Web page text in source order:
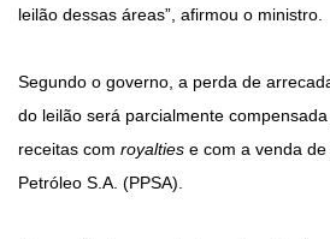
leilão dessas áreas”, afirmou o ministro.
Segundo o governo, a perda de
do leilão será parcialmente
receitas com royalties e com a venda
Petróleo S.A. (PPSA).